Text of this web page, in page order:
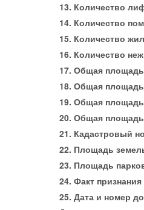
Количество
Количество
Количество
Количество
Общая
Общая
Общая
Общая
Кадастровый
Площадь
Площадь
Факт
Дата и номер